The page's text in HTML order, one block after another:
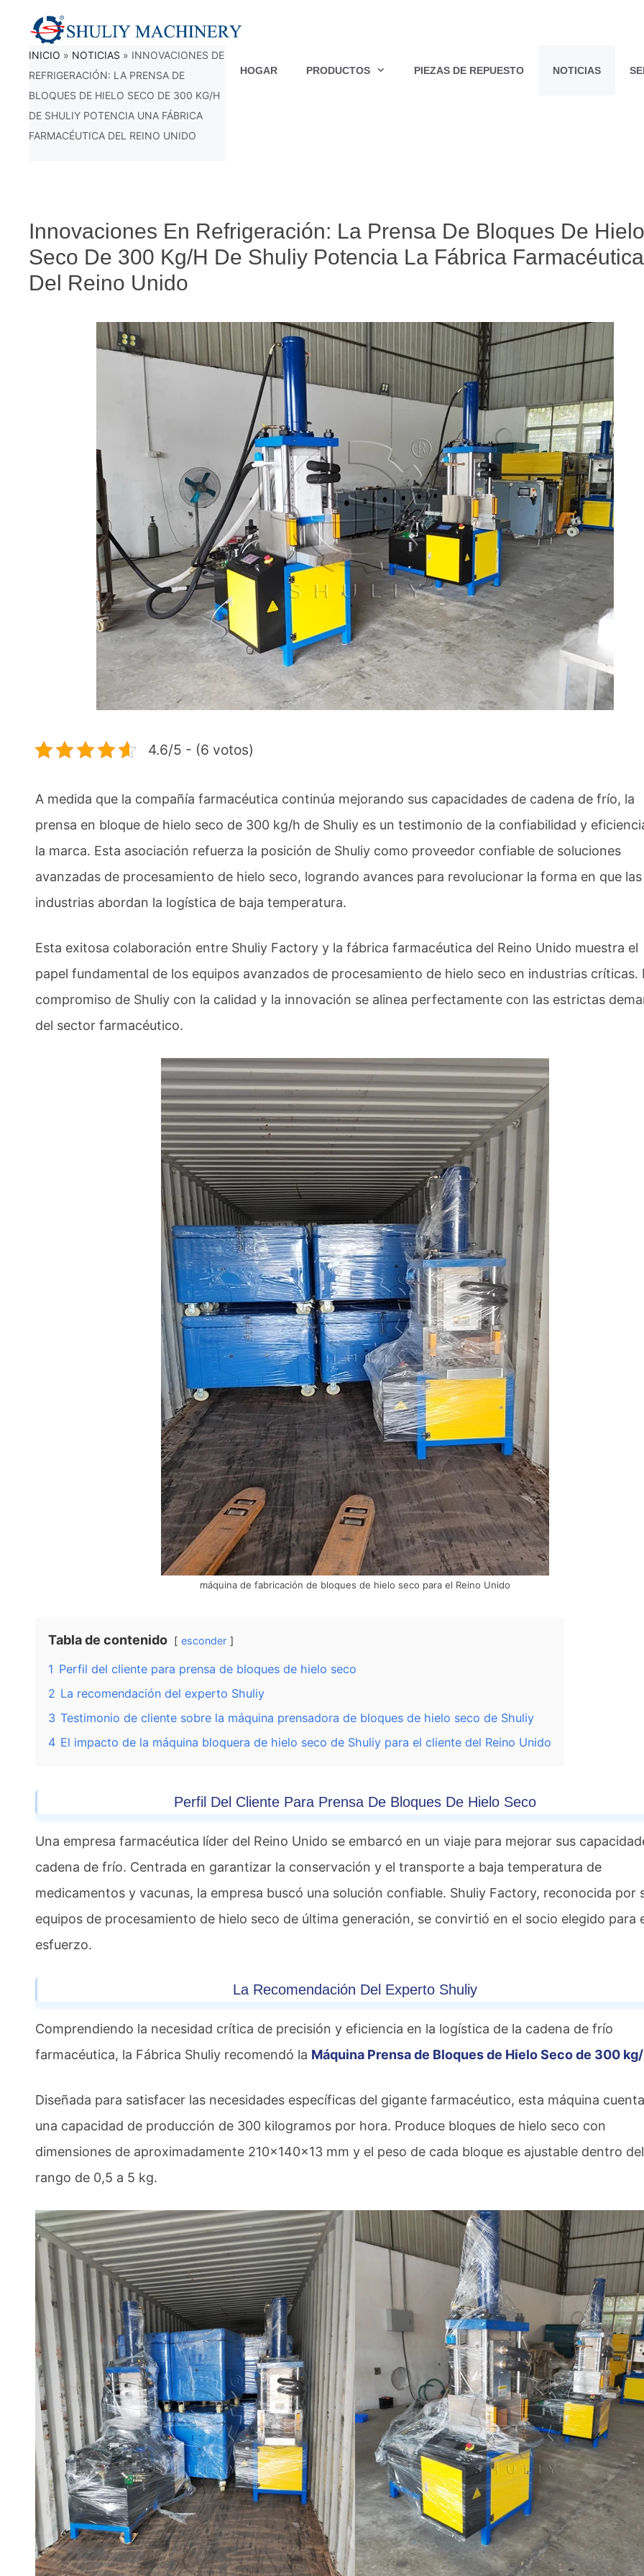
contenido
HOGAR PRODUCTOS PIEZAS DE REPUESTO NOTICIAS
INICIO » NOTICIAS » INNOVACIONES DE
REFRIGERACIÓN: LA PRENSA DE
BLOQUES DE HIELO SECO DE 300 KG/H
DE SHULIY POTENCIA UNA FÁBRICA
FARMACÉUTICA DEL REINO UNIDO
Innovaciones En Refrigeración: La Prensa De Bloques De Hielo
Seco De 300 Kg/h De Shuliy Potencia La Fábrica Farmacéutica
Del Reino Unido
4.6/5 - (6 votos)
A medida que la compañía farmacéutica continúa mejorando sus capacidades de cadena de frío, la
prensa en bloque de hielo seco de 300 kg/h de Shuliy es un testimonio de la confiabilidad y
la marca. Esta asociación refuerza la posición de Shuliy como proveedor confiable de soluciones
avanzadas de procesamiento de hielo seco, logrando avances para revolucionar la forma en que las
industrias abordan la logística de baja temperatura.
Esta exitosa colaboración entre Shuliy Factory y la fábrica farmacéutica del Reino Unido muestra el
papel fundamental de los equipos avanzados de procesamiento de hielo seco en industrias críticas.
compromiso de Shuliy con la calidad y la innovación se alinea perfectamente con las estrictas
del sector farmacéutico.
máquina de fabricación de bloques de hielo seco para el Reino Unido
Tabla de contenido esconder
1 Perfil del cliente para prensa de bloques de hielo seco
2 La recomendación del experto Shuliy
3 Testimonio de cliente sobre la máquina prensadora de bloques de hielo seco de Shuliy
4 El impacto de la máquina bloquera de hielo seco de Shuliy para el cliente del Reino Unido
Perfil Del Cliente Para Prensa De Bloques De Hielo Seco
Una empresa farmacéutica líder del Reino Unido se embarcó en un viaje para mejorar sus
cadena de frío. Centrada en garantizar la conservación y el transporte a baja temperatura de
medicamentos y vacunas, la empresa buscó una solución confiable. Shuliy Factory, reconocida por
equipos de procesamiento de hielo seco de última generación, se convirtió en el socio elegido para
esfuerzo.
La Recomendación Del Experto Shuliy
Comprendiendo la necesidad crítica de precisión y eficiencia en la logística de la cadena de frío
farmacéutica, la Fábrica Shuliy recomendó la Máquina Prensa de Bloques de Hielo Seco de 300
Diseñada para satisfacer las necesidades específicas del gigante farmacéutico, esta máquina
una capacidad de producción de 300 kilogramos por hora. Produce bloques de hielo seco con
dimensiones de aproximadamente 210x140x13 mm y el peso de cada bloque es ajustable dentro del
rango de 0,5 a 5 kg.